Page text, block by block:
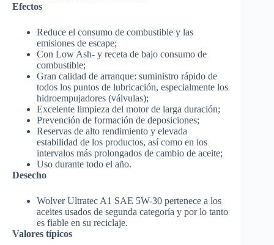
Efectos
Reduce el consumo de combustible y las
emisiones de escape;
Con Low Ash- y receta de bajo consumo de
combustible;
Gran calidad de arranque: suministro rápido de
todos los puntos de lubricación, especialmente los
hidroempujadores (válvulas);
Excelente limpieza del motor de larga duración;
Prevención de formación de deposiciones;
Reservas de alto rendimiento y elevada
estabilidad de los productos, así como en los
intervalos más prolongados de cambio de aceite;
Uso durante todo el año.
Desecho
Wolver Ultratec A1 SAE 5W-30 pertenece a los
aceites usados de segunda categoría ​​y por lo tanto
es fiable en su reciclaje.
Valores típicos